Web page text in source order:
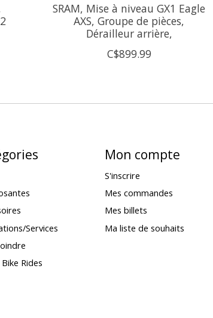
SRAM, Mise à niveau GX1 Eagle
AXS, Groupe de pièces,
Dérailleur arrière,
C$899.99
Services
Rides
Mon compte
S'inscrire
Mes commandes
Mes billets
Ma liste de souhaits